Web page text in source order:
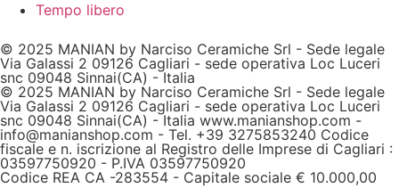
Tempo libero
© 2025 MANIAN by Narciso Ceramiche Srl - Sede legale
Via Galassi 2 09126 Cagliari - sede operativa Loc Luceri
snc 09048 Sinnai(CA) - Italia
© 2025 MANIAN by Narciso Ceramiche Srl - Sede legale
Via Galassi 2 09126 Cagliari - sede operativa Loc Luceri
snc 09048 Sinnai(CA) - Italia www.manianshop.com -
info@manianshop.com - Tel. +39 3275853240 Codice
fiscale e n. iscrizione al Registro delle Imprese di Cagliari :
03597750920 - P.IVA 03597750920
Codice REA CA -283554 - Capitale sociale € 10.000,00